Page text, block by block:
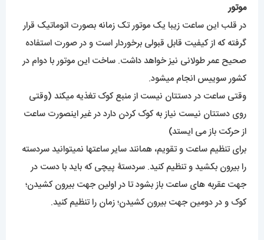
موتور
در قلب این ساعت زیبا یک موتور تک زمانه بصورت اتوماتیک قرار
گرفته که از کیفیت قابل قبولی برخوردار است و در صورت استفاده
صحیح عمر طولانی نیز خواهد داشت. ساخت این موتور با دوام در
کشور سوییس انجام میشود.
وقتی ساعت در دستتان نیست از منبع کوک تغذیه میکند (وقتی
روی دستتان نیست نیاز به کوک کردن دارد در غیر اینصورت ساعت
از حرکت باز می ایستد)
برای تنظیم ساعت و تقویم، همانند سایر ساعتها نمیتوانید سردسته
را بیرون بکشید و تنظیم کنید. سردستۀ پیچی که باید با دست در
جهت عقربه های ساعت باز بشود تا در اولین جهت بیرون کشیدن؛
کوک و در دومین جهت بیرون کشیدن؛ زمان را تنظیم کنید.